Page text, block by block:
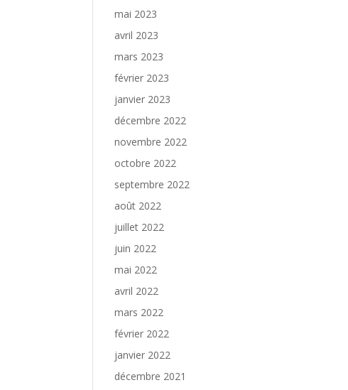
mai 2023
avril 2023
mars 2023
février 2023
janvier 2023
décembre 2022
novembre 2022
octobre 2022
septembre 2022
août 2022
juillet 2022
juin 2022
mai 2022
avril 2022
mars 2022
février 2022
janvier 2022
décembre 2021